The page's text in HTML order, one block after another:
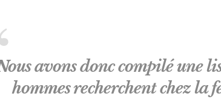
avons donc compilé une
hommes recherchent chez la